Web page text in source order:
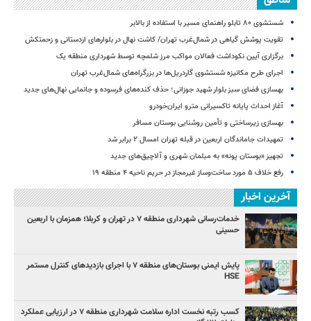
شستشوی ۸۰ تابلو راهنمای مسیر با استفاده از بالابر
تقویت پوشش گیاهی در شمال‌غرب تهران/ کاشت نهال در بلوارهای اردستانی و زحمتکش
برگزاری آیین نکوداشت فعالان مواکب مرز شلمچه توسط شهرداری منطقه یک
اجرای طرح مکانیزه شستشوی گاردریل‌ها در بزرگراه‌های شمال‌غرب تهران
بهسازی فضای سبز بلوار شهید جوزانی؛ حذف کنده‌های فرسوده و جانمایی نهال‌های جدید
آغاز احداث پایانه تاکسیرانی مترو ایران‌خودرو
بهسازی زیرساختی و تأمین روشنایی بوستان مسافر
تمهیدات جاماندگان اربعین در قبله تهران امسال ۲ برابر شد
تجهیز «بوستان پونه» به مبلمان شهری و آلاچیق‌های جدید
رفع خلاف ۵ مورد ساخت‌وساز غیرمجاز در حریم ناحیه ۴ منطقه ۱۹
آخرین اخبار
خدمات‌رسانی شهرداری منطقه ۷ در تهران و کربلا؛ همزمان با اربعین
حسینی
پایش ایمنی بوستان‌های منطقه ۷ با اجرای بازدیدهای کنترل مستمر
HSE
کسب رتبه نخست اداره سلامت شهرداری منطقه ۷ در ارزیابی عملکرد